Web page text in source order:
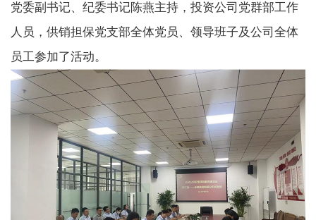
党委副书记、纪委书记陈燕主持，投资公司党群部工作
人员，供销担保党支部全体党员、领导班子及公司全体
员工参加了活动。